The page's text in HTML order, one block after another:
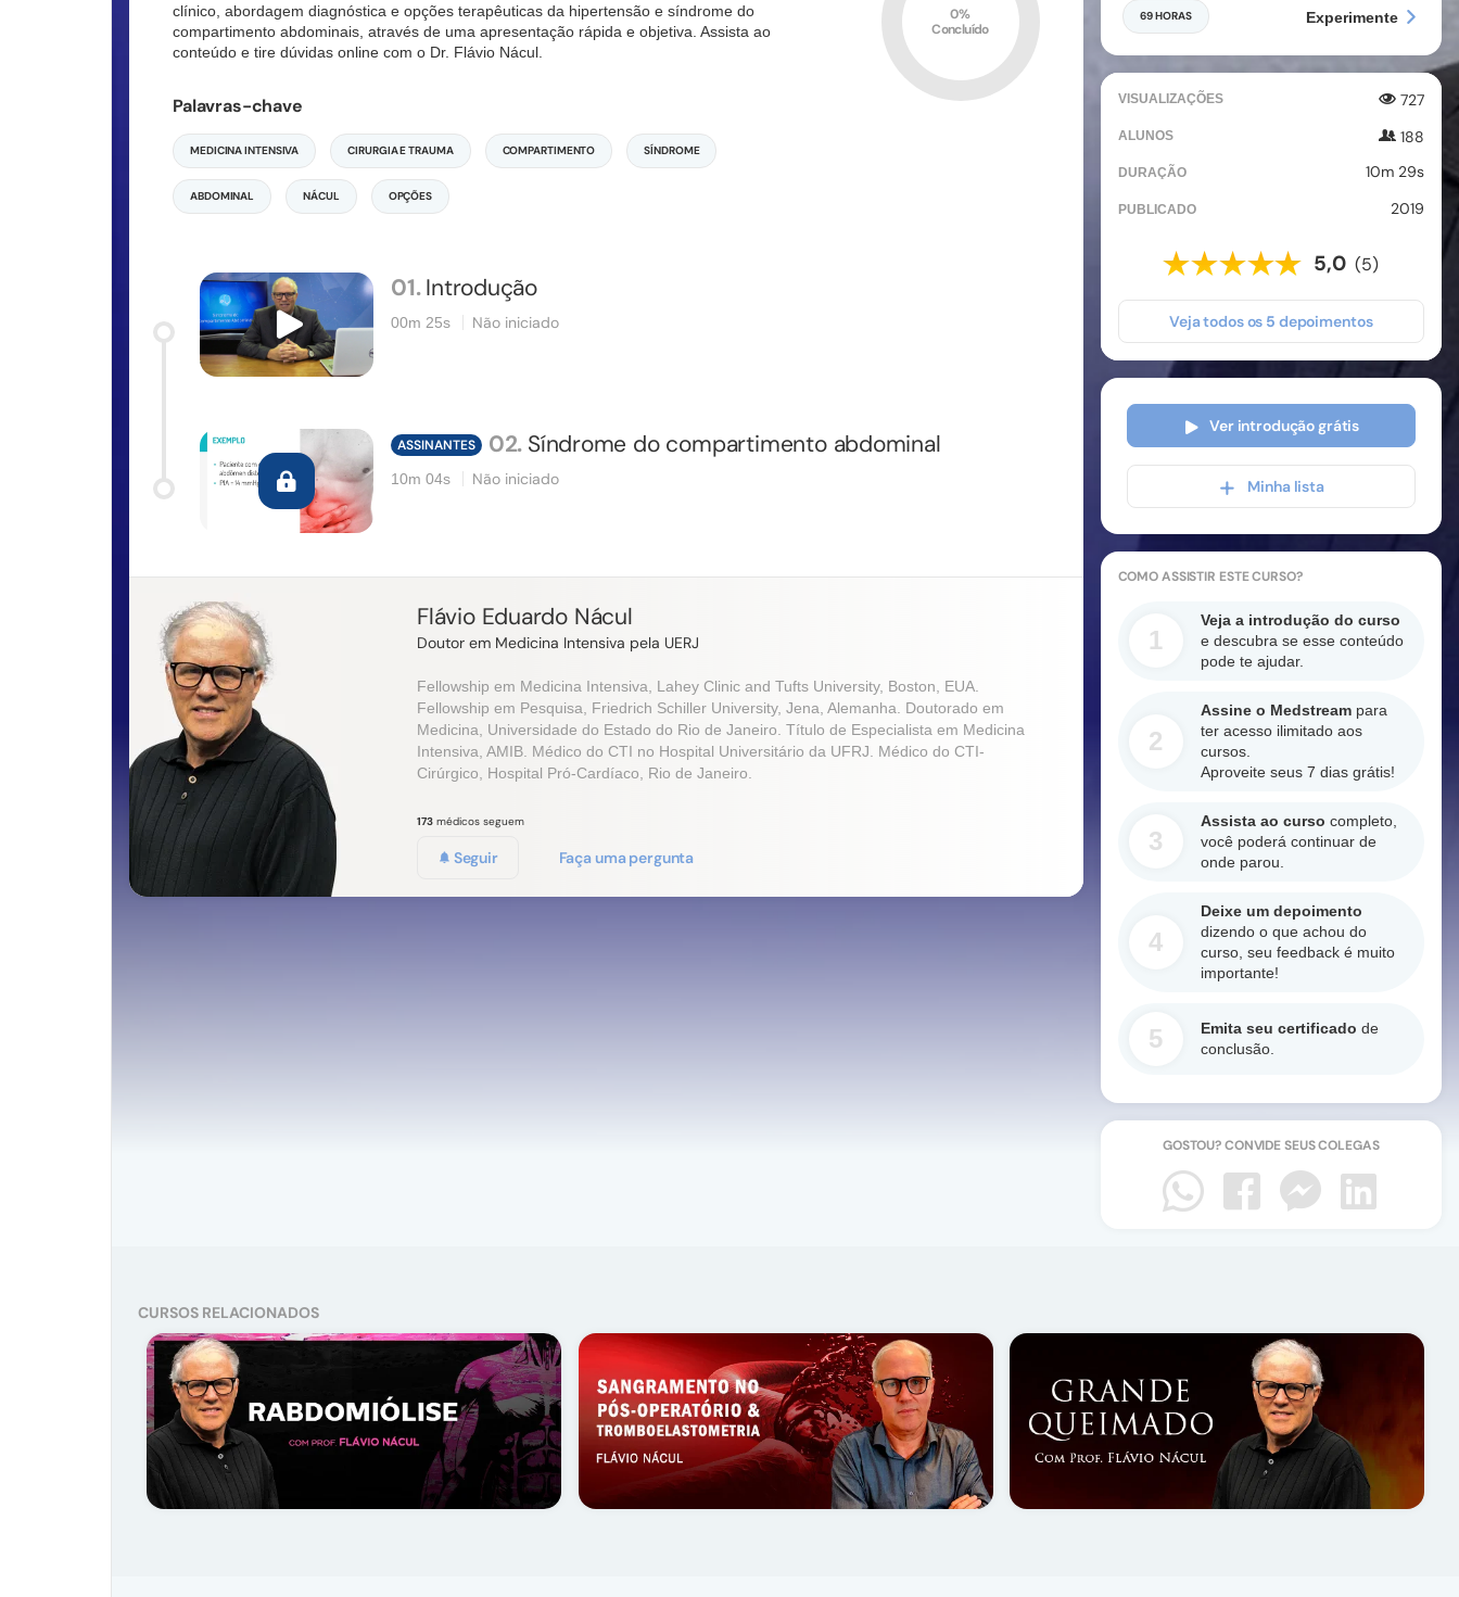
clínico, abordagem diagnóstica e opções terapêuticas da hipertensão e síndrome do
compartimento abdominais, através de uma apresentação rápida e objetiva. Assista ao
conteúdo e tire dúvidas online com o Dr. Flávio Nácul.
Palavras-chave
MEDICINA INTENSIVA CIRURGIA E TRAUMA COMPARTIMENTO SÍNDROME
ABDOMINAL NÁCUL OPÇÕES
0%
Concluído
01.Introdução
00m 25s Não iniciado
ASSINANTES 02. Síndrome do compartimento abdominal
10m 04s Não iniciado
Flávio Eduardo Nácul
Doutor em Medicina Intensiva pela UERJ
Fellowship em Medicina Intensiva, Lahey Clinic and Tufts University, Boston, EUA.
Fellowship em Pesquisa, Friedrich Schiller University, Jena, Alemanha. Doutorado em
Medicina, Universidade do Estado do Rio de Janeiro. Título de Especialista em Medicina
Intensiva, AMIB. Médico do CTI no Hospital Universitário da UFRJ. Médico do CTI-
Cirúrgico, Hospital Pró-Cardíaco, Rio de Janeiro.
173 médicos seguem
Seguir Faça uma pergunta
69 HORAS Experimente
VISUALIZAÇÕES 727
ALUNOS 188
DURAÇÃO 10m 29s
PUBLICADO 2019
5,0 (5)
Veja todos os 5 depoimentos
Ver introdução grátis
Minha lista
COMO ASSISTIR ESTE CURSO?
1
Veja a introdução do curso
e descubra se esse conteúdo
pode te ajudar.
2
Assine o Medstreampara
ter acesso ilimitado aos
cursos.
Aproveite seus 7 dias grátis!
3
Assista ao curso completo,
você poderá continuar de
onde parou.
4
Deixe um depoimento
dizendo o que achou do
curso, seu feedback é muito
importante!
5 Emita seu certificado de
conclusão.
GOSTOU? CONVIDE SEUS COLEGAS
CURSOS RELACIONADOS